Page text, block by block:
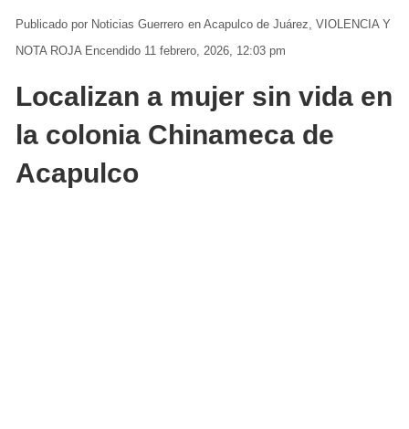
Noticias Guerrero en Acapulco de Juárez VIOLENCIA Y
NOTA ROJA Encendido 11 febrero, 2026, 12:03 pm
Localizan a mujer sin vida en
la colonia Chinameca de
Acapulco